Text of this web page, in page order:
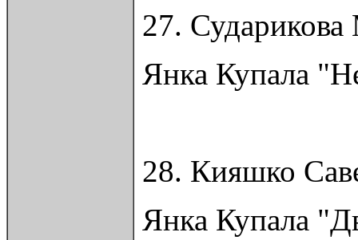
27.
Янка Купала
28. Кияшко
Янка Купала